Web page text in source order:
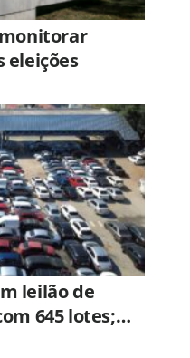
monitorar
eleições
leilão de
645 lotes;